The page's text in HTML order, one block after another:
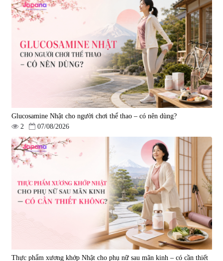
Viên uống bổ não Ribeto Shoji
|57.920
1.450.000 đ
Viên nang uống cải thiện thị lực,
trí nhớ DHA + EPA + Flaxseed
Oil 30 viên/gói - Date 02/2027
|52.346
225.000 đ
Tẩy tế bào chết Nichiei Bussan
Nano NMN+ Peeling Gel
|0
1.490.000 đ
Viên uống hỗ trợ bền thành
mạch, ngừa tai biến Elastin Plus
& Nattokinase Hokoen 80 viên
0
980.000 đ
Glucosamine Nhật cho người chơi thể thao – có nên dùng?
2
07/08/2026
Thực phẩm xương khớp Nhật cho phụ nữ sau mãn kinh – có cần thiết